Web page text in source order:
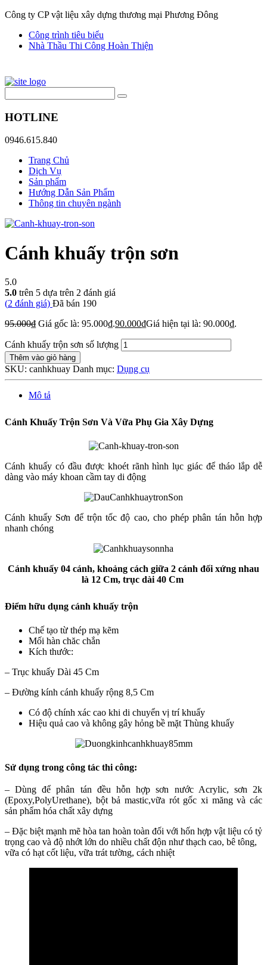
Công ty CP vật liệu xây dựng thương mại Phương Đông
Công trình tiêu biểu
Nhà Thầu Thi Công Hoàn Thiện
HOTLINE
0946.615.840
Trang Chủ
Dịch Vụ
Sản phẩm
Hướng Dẫn Sản Phẩm
Thông tin chuyên ngành
Cánh khuấy trộn sơn
5.0
5.0 trên 5 dựa trên 2 đánh giá
(2 đánh giá) Đã bán 190
95.000₫ Giá gốc là: 95.000₫.90.000₫Giá hiện tại là: 90.000₫.
Cánh khuấy trộn sơn số lượng
Thêm vào giỏ hàng
SKU: canhkhuay Danh mục: Dụng cụ
Mô tả
Cánh Khuấy Trộn Sơn Và Vữa Phụ Gia Xây Dựng
Cánh khuấy có đầu được khoét rãnh hình lục giác để tháo lắp dễ
dàng vào máy khoan cầm tay di động
Cánh khuấy Sơn để trộn tốc độ cao, cho phép phân tán hỗn hợp
nhanh chóng
Cánh khuấy 04 cánh, khoảng cách giữa 2 cánh đối xứng nhau
là 12 Cm, trục dài 40 Cm
Điểm hữu dụng cánh khuấy trộn
Chế tạo từ thép mạ kẽm
Mối hàn chăc chắn
Kích thước:
– Trục khuấy Dài 45 Cm
– Đường kính cánh khuấy rộng 8,5 Cm
Có độ chính xác cao khi di chuyển vị trí khuấy
Hiệu quả cao và không gây hỏng bề mặt Thùng khuấy
Sử dụng trong công tác thi công:
– Dùng để phân tán đều hỗn hợp sơn nước Acrylic, sơn 2k
(Epoxy,PolyUrethane), bột bả mastic,vữa rót gốc xi măng và các
sản phẩm hóa chất xây dựng
– Đặc biệt mạnh mẽ hòa tan hoàn toàn đối với hốn hợp vật liệu có tỷ
trọng cao và độ nhớt lớn do nhiều chất độn như thạch cao, bê tông,
vữa có hạt cốt liệu, vữa trát tường, cách nhiệt